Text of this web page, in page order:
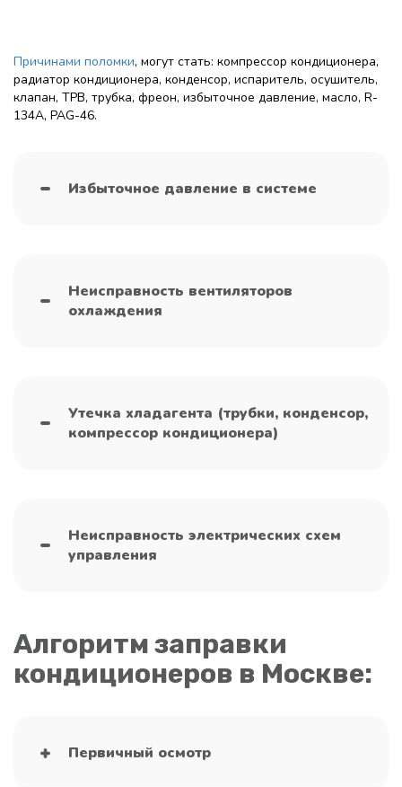
Причинами поломки, могут стать: компрессор кондиционера,
радиатор кондиционера, конденсор, испаритель, осушитель,
клапан, ТРВ, трубка, фреон, избыточное давление, масло, R-
134A, PAG-46.
Избыточное давление в системе
Неисправность вентиляторов
охлаждения
Утечка хладагента (трубки, конденсор,
компрессор кондиционера)
Неисправность электрических схем
управления
Алгоритм заправки
кондиционеров в Москве:
Первичный осмотр